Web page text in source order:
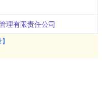
理有限责任公司